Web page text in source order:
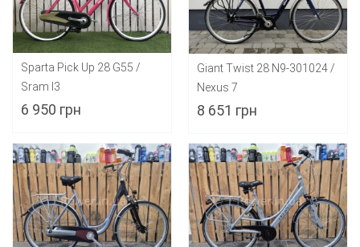
Sparta Pick Up 28 G55 /
Sram I3
6 950 грн
Giant Twist 28 N9-301024 /
Nexus 7
8 651 грн